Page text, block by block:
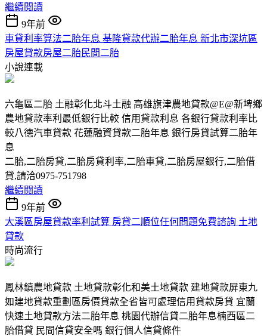
繼續閱讀
9年前
車貸利率算法二胎年息 基隆貸款代辦二胎年息 新北市深坑區
房屋貸款房屋二胎民間二胎
小說連載
六龜區二胎 土融彰化北斗土融 高雄旗津農地貸款@E@新埤鄉
農地貸款率利最低銀行比較 信用貸款利息 各銀行貸款利率比
較八德汽車貸款 花蓮融資貸款二胎年息 銀行房貸試算二胎年
息
二胎,二胎房貸,二胎房貸利率,二胎車貸,二胎房屋銀行,二胎借
貸,請洽0975-751798
繼續閱讀
9年前
大溪區房屋貸款率利試算 房貸二順位任何問題免費諮詢 土地
貸款
時尚流行
鳳林鎮農地貸款 土地貸款彰化和美土地貸款 建地貸款屏東九
如建地貸款重劃區房價貸款全省皆可處理信用貸款房貸 宜蘭
快速土地貸款方法二胎年息 桃園代辦信貸二胎年息楠西區二
胎借貸 民間信貸安全嗎 銀行個人信貸條件